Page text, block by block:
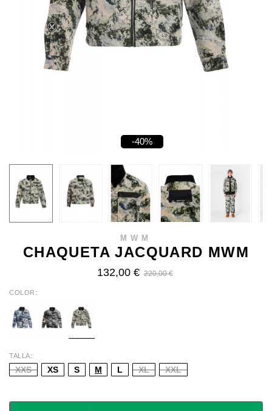
-40%
MWM
CHAQUETA JACQUARD MWM
132,00 € 220,00 €
COLOR
TALLA
XXS XS S M L XL XXL